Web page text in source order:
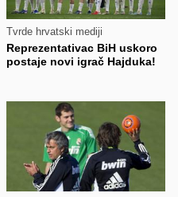
Tvrde hrvatski mediji
Reprezentativac BiH uskoro
postaje novi igrač Hajduka!